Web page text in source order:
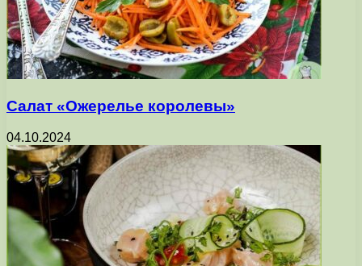
Салат «Ожерелье королевы»
04.10.2024